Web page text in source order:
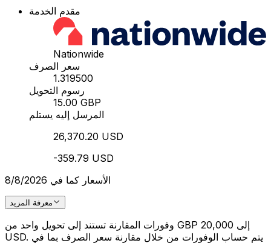
مقدم الخدمة
Nationwide
سعر الصرف
1.319500
رسوم التحويل
15.00 GBP
المرسل إليه يستلم
26,370.20 USD
-359.79 USD
الأسعار كما في 8/8/2026
معرفة المزيد
وفورات المقارنة تستند إلى تحويل واحد من GBP 20,000 إلى
USD. يتم حساب الوفورات من خلال مقارنة سعر الصرف بما في